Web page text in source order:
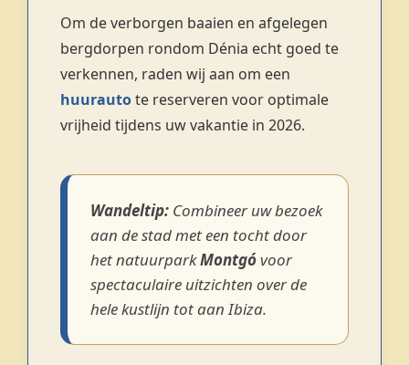
Om de verborgen baaien en afgelegen
bergdorpen rondom Dénia echt goed te
verkennen, raden wij aan om een
huurautote reserveren voor optimale
vrijheid tijdens uw vakantie in 2026.
Wandeltip: Combineer uw bezoek
aan de stad met een tocht door
het natuurparkMontgóvoor
spectaculaire uitzichten over de
hele kustlijn tot aan Ibiza.